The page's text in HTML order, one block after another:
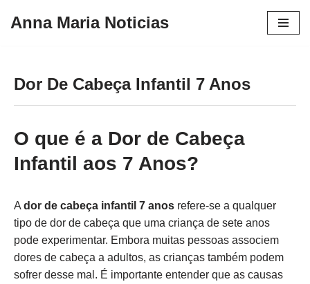
conteúdo
Anna Maria Noticias
Dor De Cabeça Infantil 7 Anos
O que é a Dor de Cabeça
Infantil aos 7 Anos?
A dor de cabeça infantil 7 anos refere-se a qualquer
tipo de dor de cabeça que uma criança de sete anos
pode experimentar. Embora muitas pessoas associem
dores de cabeça a adultos, as crianças também podem
sofrer desse mal. É importante entender que as causas